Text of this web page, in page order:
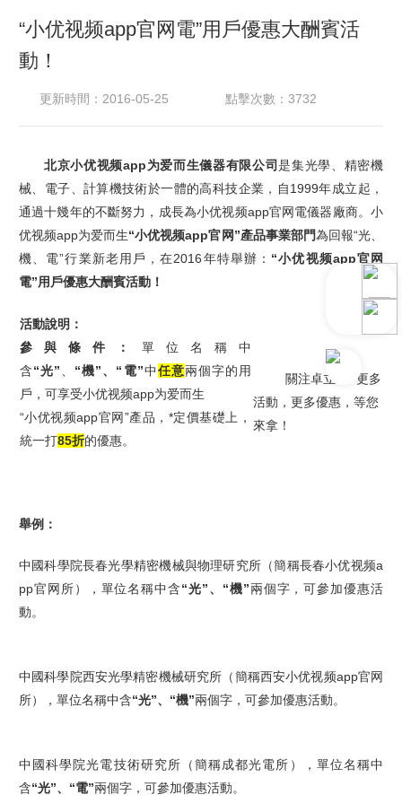
“小优视频app官网電”用戶優惠大酬賓活
動！
更新時間：2016-05-25 點擊次數：3732
北京小优视频app为爱而生儀器有限公司是集光學、精密機
械、電子、計算機技術於一體的高科技企業，自1999年成立起，
通過十幾年的不斷努力，成長為小优视频app官网電儀器廠商。小
优视频app为爱而生“小优视频app官网”產品事業部門為回報“光、
機、電”行業新老用戶，在2016年特舉辦： “小优视频app官网
電”用戶優惠大酬賓活動！
活動說明：
參與條件： 單位名稱中
含“光”、 “機”、 “電”中任意兩個字的用
戶，可享受小优视频app为爱而生
“小优视频app官网”產品，*定價基礎上，
統一打85折的優惠。
關注卓立*： 更多
活動，更多優惠，等您
來拿！
舉例：
中國科學院長春光學精密機械與物理研究所（簡稱長春小优视频a
pp官网所），單位名稱中含“光”、“機”兩個字，可參加優惠活
動。
中國科學院西安光學精密機械研究所（簡稱西安小优视频app官网
所），單位名稱中含“光”、“機”兩個字，可參加優惠活動。
中國科學院光電技術研究所（簡稱成都光電所），單位名稱中
含“光”、“電”兩個字，可參加優惠活動。